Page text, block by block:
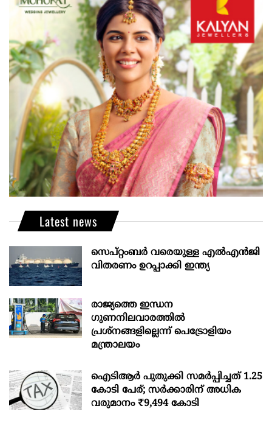
Latest news
സെപ്റ്റംബർ വരെയുള്ള എൽഎൻജി
വിതരണം ഉറപ്പാക്കി ഇന്ത്യ
രാജ്യത്തെ ഇന്ധന
ഗുണനിലവാരത്തില്‍
പ്രശ്‌നങ്ങളില്ലെന്ന് പെട്രോളിയം
മന്ത്രാലയം
ഐടിആര്‍ പുതുക്കി സമർപ്പിച്ചത് 1.25
കോടി പേര്; സർക്കാരിന് അധിക
വരുമാനം ₹9,494 കോടി